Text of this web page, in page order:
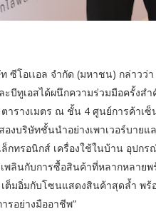
โอเเอล จำกัด (มหาชน) กล่าวว่
บีทูเอสได้ผนึกความร่วมมือครั้งสำ
รางเมตร ณ ชั้น 4 ศูนย์การค้าเซ็
งบริษัทชั้นนำอย่างเพาเวอร์บาย
ทรอนิกส์ เครื่องใช้ในบ้าน อุปกร
พลินกับการซื้อสินค้าที่หลากหลา
ต็มอิ่มกับโซนแสดงสินค้าสุดล้ำ พ
รอย่างมืออาชีพ”